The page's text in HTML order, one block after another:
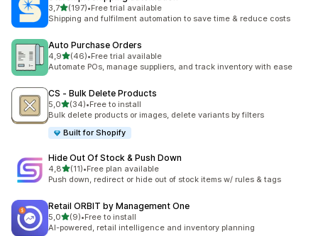
3,7stelle su 5
(197)
197 recensioni totali
•Free trial available
Shipping and fulfilment automation to save time & reduce costs
Auto Purchase Orders
4,9stelle su 5
(46)
46 recensioni totali
•Free trial available
Automate POs, manage suppliers, and track inventory with ease
CS ‑ Bulk Delete Products
5,0stelle su 5
(34)
34 recensioni totali
•Free to install
Bulk delete products or images, delete variants by filters
Built for Shopify
Hide Out Of Stock & Push Down
4,8stelle su 5
(11)
11 recensioni totali
•Free plan available
Push down, redirect or hide out of stock items w/ rules & tags
Retail ORBIT by Management One
5,0stelle su 5
(9)
9 recensioni totali
•Free to install
AI-powered, retail intelligence and inventory planning